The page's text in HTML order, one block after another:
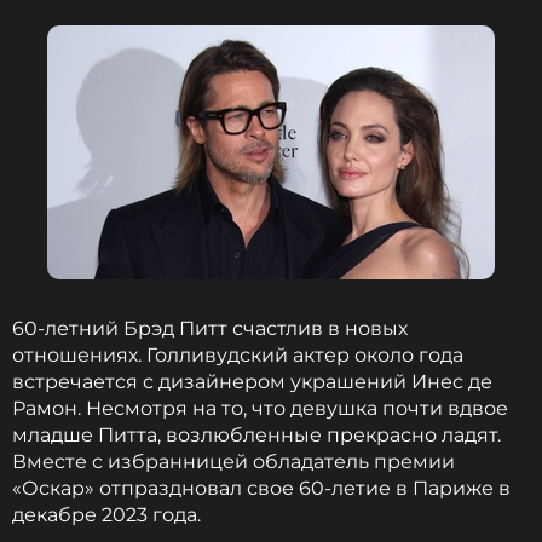
60-летний Брэд Питт счастлив в новых
отношениях. Голливудский актер около года
встречается с дизайнером украшений Инес де
Рамон. Несмотря на то, что девушка почти вдвое
младше Питта, возлюбленные прекрасно ладят.
Вместе с избранницей обладатель премии
«Оскар» отпраздновал свое 60-летие в Париже в
декабре 2023 года.